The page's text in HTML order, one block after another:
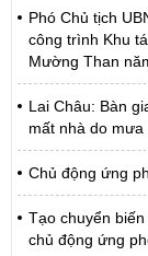
Phó Chủ tịch
công trình Khu
Mường Than
Lai Châu: Bàn
mất nhà do mưa
Chủ động ứng
Tạo chuyển
chủ động ứng